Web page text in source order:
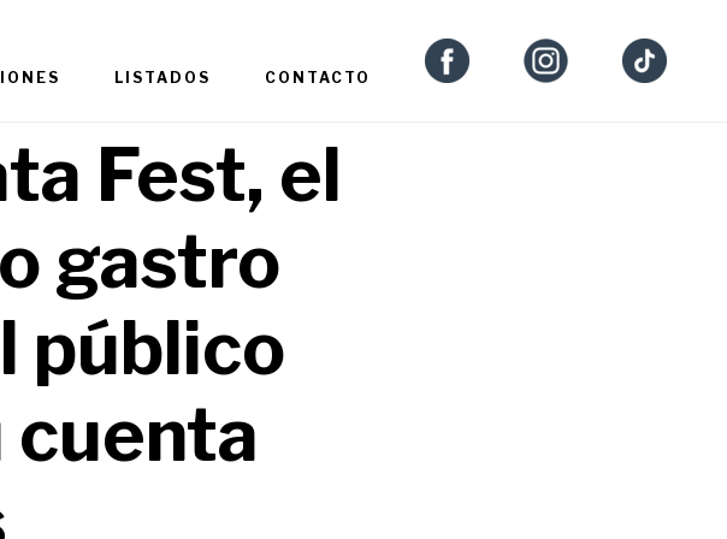
LISTADOS CONTACTO
Fest, el
gastro
público
cuenta